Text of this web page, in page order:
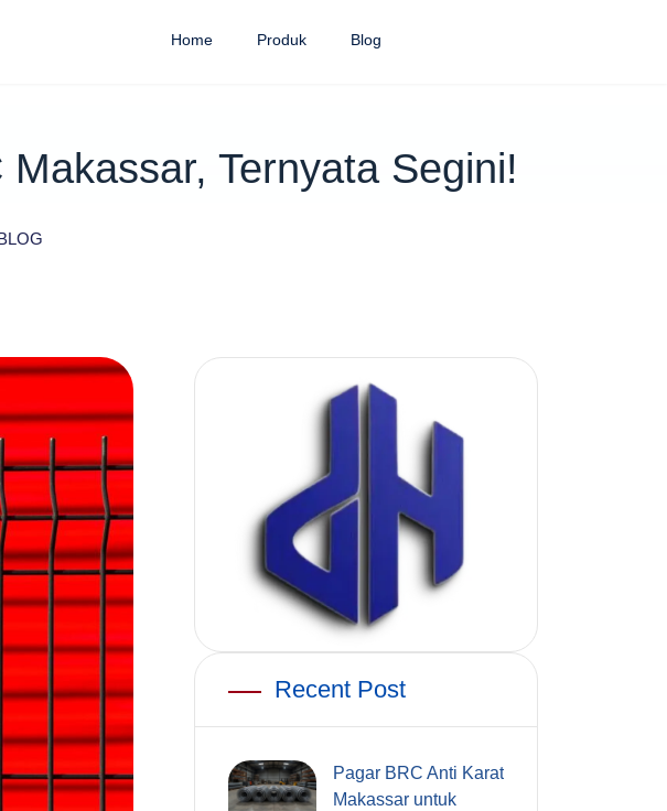
Home Produk Blog
Ternyata Segini!
Recent Post
Pagar BRC Anti Karat
Makassar untuk